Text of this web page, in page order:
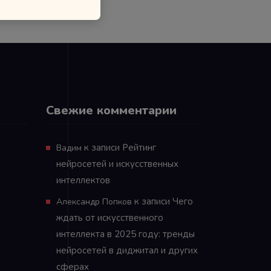
Свежие комментарии
Вадим к записи Рейтинг
нейросетей и искусственных
интеллектов
Александр Попков к записи Чего
ждать от искусственного
интеллекта в 2025 году: тренды
нейросетей в диджитал и других
сферах